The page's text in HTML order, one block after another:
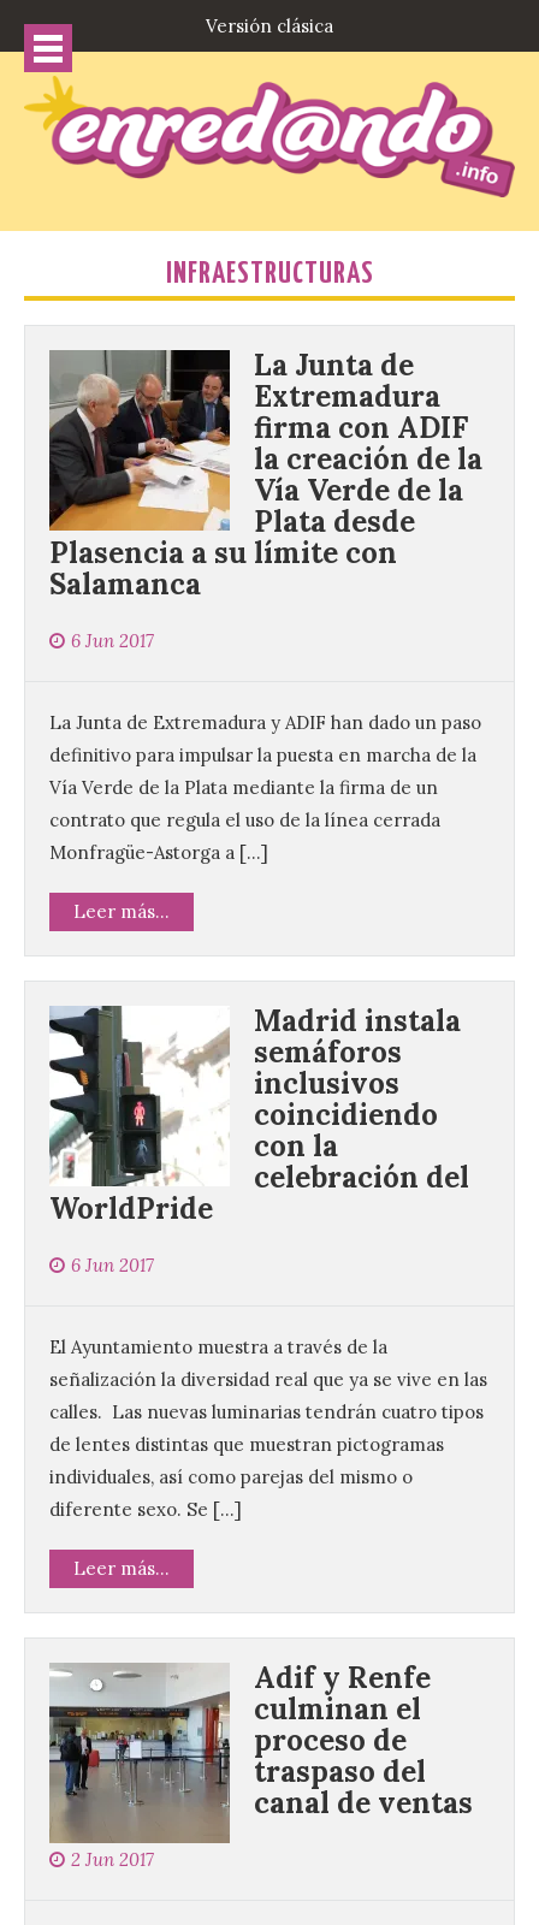
Versión clásica
INFRAESTRUCTURAS
La Junta de
Extremadura
firma con ADIF
la creación de la
Vía Verde de la
Plata desde
Plasencia a su límite con
Salamanca
6 Jun 2017
La Junta de Extremadura y ADIF han dado un paso
definitivo para impulsar la puesta en marcha de la
Vía Verde de la Plata mediante la firma de un
contrato que regula el uso de la línea cerrada
Monfragüe-Astorga a […]
Leer más...
Madrid instala
semáforos
inclusivos
coincidiendo
con la
celebración del
WorldPride
6 Jun 2017
El Ayuntamiento muestra a través de la
señalización la diversidad real que ya se vive en las
calles. Las nuevas luminarias tendrán cuatro tipos
de lentes distintas que muestran pictogramas
individuales, así como parejas del mismo o
diferente sexo. Se […]
Leer más...
Adif y Renfe
culminan el
proceso de
traspaso del
canal de ventas
2 Jun 2017